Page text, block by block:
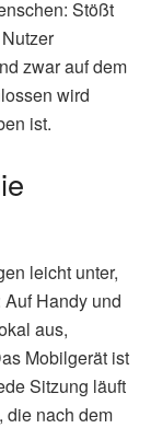
Stößt
zwar auf dem
wird
ist.
leicht unter,
Handy und
aus,
Mobilgerät ist
Sitzung läuft
die nach dem